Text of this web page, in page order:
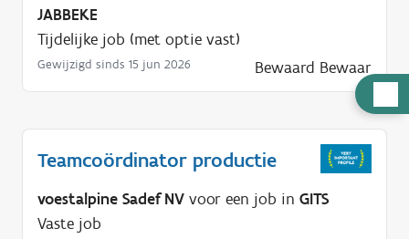
u
l
JABBEKE
Tijdelijke job (met optie vast)
Gewijzigd sinds 15 jun 2026 Bewaard Bewaar
Teamcoördinator productie
voestalpine Sadef NV voor een job in GITS
Vaste job